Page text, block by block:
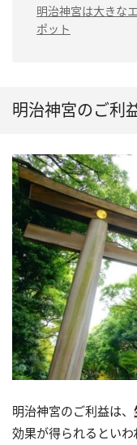
（2）UFOを見か
（3）明治神宮に歓
（1）午前中のう
（2）参拝コースを
明治神宮は大きな
ポット
明治神宮のご利
明治神宮のご利益は、
効果が得られるといわ